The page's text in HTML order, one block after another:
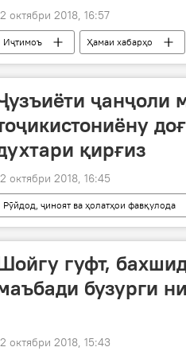
октябри 2018, 16:57
Иҷтимоъ Ҳамаи хабарҳо
ҷанҷоли
қирғиз
октябри 2018, 16:45
Рӯйдод, ҷиноят ва ҳолатҳои фавқулода
гуфт,
бузурги
октябри 2018, 15:43